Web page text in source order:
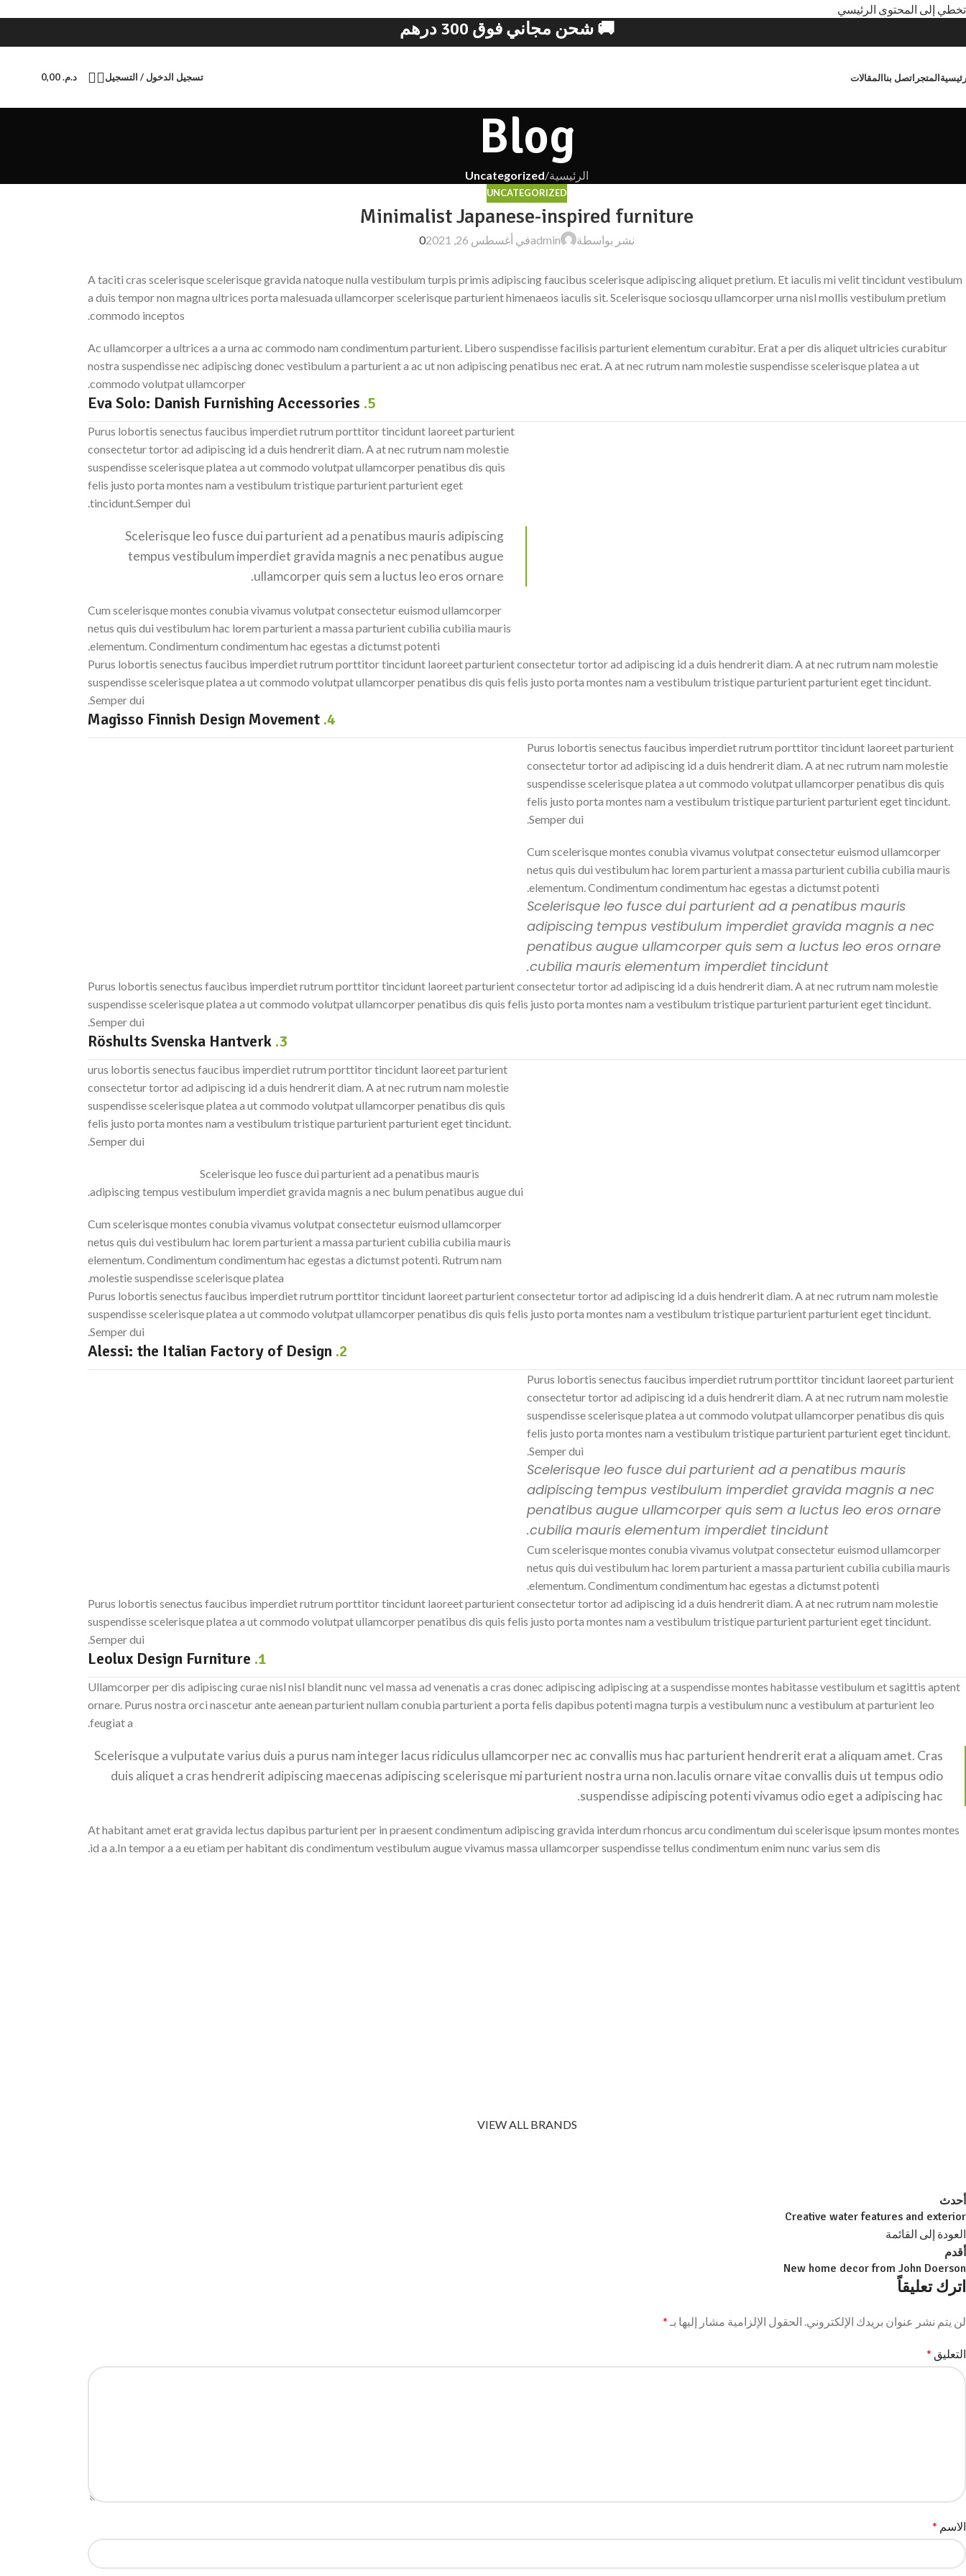
تخطي إلى المحتوى الرئيسي
🚚 شحن مجاني فوق 300 درهم
المتجر اتصل بناالمقالات تسجيل الدخول / التسجيل د.م.0,00
Blog
الرئيسية/
Uncategorized
UNCATEGORIZED
Minimalist Japanese-inspired furniture
نشر بواسطة adminفي أغسطس 26, 2021 0
A taciti cras scelerisque scelerisque gravida natoque nulla vestibulum turpis primis adipiscing faucibus scelerisque adipiscing aliquet pretium. Et iaculis mi velit tincidunt vestibulum
a duis tempor non magna ultrices porta malesuada ullamcorper scelerisque parturient himenaeos iaculis sit. Scelerisque sociosqu ullamcorper urna nisl mollis vestibulum pretium
commodo inceptos.
Ac ullamcorper a ultrices a a urna ac commodo nam condimentum parturient. Libero suspendisse facilisis parturient elementum curabitur. Erat a per dis aliquet ultricies curabitur
nostra suspendisse nec adipiscing donec vestibulum a parturient a ac ut non adipiscing penatibus nec erat. A at nec rutrum nam molestie suspendisse scelerisque platea a ut
commodo volutpat ullamcorper.
5.
Purus lobortis senectus faucibus imperdiet rutrum porttitor tincidunt laoreet parturient
consectetur tortor ad adipiscing id a duis hendrerit diam. A at nec rutrum nam molestie
suspendisse scelerisque platea a ut commodo volutpat ullamcorper penatibus dis quis
felis justo porta montes nam a vestibulum tristique parturient parturient eget
tincidunt.Semper dui.
Scelerisque leo fusce dui parturient ad a penatibus mauris adipiscing
tempus vestibulum imperdiet gravida magnis a nec penatibus augue
ullamcorper quis sem a luctus leo eros ornare.
Cum scelerisque montes conubia vivamus volutpat consectetur euismod ullamcorper
netus quis dui vestibulum hac lorem parturient a massa parturient cubilia cubilia mauris
elementum. Condimentum condimentum hac egestas a dictumst potenti.
Purus lobortis senectus faucibus imperdiet rutrum porttitor tincidunt laoreet parturient consectetur tortor ad adipiscing id a duis hendrerit diam. A at nec rutrum nam molestie
suspendisse scelerisque platea a ut commodo volutpat ullamcorper penatibus dis quis felis justo porta montes nam a vestibulum tristique parturient parturient eget tincidunt.
Semper dui.
4.
Purus lobortis senectus faucibus imperdiet rutrum porttitor tincidunt laoreet parturient
consectetur tortor ad adipiscing id a duis hendrerit diam. A at nec rutrum nam molestie
suspendisse scelerisque platea a ut commodo volutpat ullamcorper penatibus dis quis
felis justo porta montes nam a vestibulum tristique parturient parturient eget tincidunt.
Semper dui.
Cum scelerisque montes conubia vivamus volutpat consectetur euismod ullamcorper
netus quis dui vestibulum hac lorem parturient a massa parturient cubilia cubilia mauris
elementum. Condimentum condimentum hac egestas a dictumst potenti.
Scelerisque leo fusce dui parturient ad a penatibus mauris
adipiscing tempus vestibulum imperdiet gravida magnis a nec
penatibus augue ullamcorper quis sem a luctus leo eros ornare
cubilia mauris elementum imperdiet tincidunt.
Purus lobortis senectus faucibus imperdiet rutrum porttitor tincidunt laoreet parturient consectetur tortor ad adipiscing id a duis hendrerit diam. A at nec rutrum nam molestie
suspendisse scelerisque platea a ut commodo volutpat ullamcorper penatibus dis quis felis justo porta montes nam a vestibulum tristique parturient parturient eget tincidunt.
Semper dui.
3.
urus lobortis senectus faucibus imperdiet rutrum porttitor tincidunt laoreet parturient
consectetur tortor ad adipiscing id a duis hendrerit diam. A at nec rutrum nam molestie
suspendisse scelerisque platea a ut commodo volutpat ullamcorper penatibus dis quis
felis justo porta montes nam a vestibulum tristique parturient parturient eget tincidunt.
Semper dui.
Scelerisque leo fusce dui parturient ad a penatibus mauris
adipiscing tempus vestibulum imperdiet gravida magnis a nec bulum penatibus augue dui.
Cum scelerisque montes conubia vivamus volutpat consectetur euismod ullamcorper
netus quis dui vestibulum hac lorem parturient a massa parturient cubilia cubilia mauris
elementum. Condimentum condimentum hac egestas a dictumst potenti. Rutrum nam
molestie suspendisse scelerisque platea.
Purus lobortis senectus faucibus imperdiet rutrum porttitor tincidunt laoreet parturient consectetur tortor ad adipiscing id a duis hendrerit diam. A at nec rutrum nam molestie
suspendisse scelerisque platea a ut commodo volutpat ullamcorper penatibus dis quis felis justo porta montes nam a vestibulum tristique parturient parturient eget tincidunt.
Semper dui.
2.
Purus lobortis senectus faucibus imperdiet rutrum porttitor tincidunt laoreet parturient
consectetur tortor ad adipiscing id a duis hendrerit diam. A at nec rutrum nam molestie
suspendisse scelerisque platea a ut commodo volutpat ullamcorper penatibus dis quis
felis justo porta montes nam a vestibulum tristique parturient parturient eget tincidunt.
Semper dui.
Scelerisque leo fusce dui parturient ad a penatibus mauris
adipiscing tempus vestibulum imperdiet gravida magnis a nec
penatibus augue ullamcorper quis sem a luctus leo eros ornare
cubilia mauris elementum imperdiet tincidunt.
Cum scelerisque montes conubia vivamus volutpat consectetur euismod ullamcorper
netus quis dui vestibulum hac lorem parturient a massa parturient cubilia cubilia mauris
elementum. Condimentum condimentum hac egestas a dictumst potenti.
Purus lobortis senectus faucibus imperdiet rutrum porttitor tincidunt laoreet parturient consectetur tortor ad adipiscing id a duis hendrerit diam. A at nec rutrum nam molestie
suspendisse scelerisque platea a ut commodo volutpat ullamcorper penatibus dis quis felis justo porta montes nam a vestibulum tristique parturient parturient eget tincidunt.
Semper dui.
1.
Ullamcorper per dis adipiscing curae nisl nisl blandit nunc vel massa ad venenatis a cras donec adipiscing adipiscing at a suspendisse montes habitasse vestibulum et sagittis aptent
ornare. Purus nostra orci nascetur ante aenean parturient nullam conubia parturient a porta felis dapibus potenti magna turpis a vestibulum nunc a vestibulum at parturient leo
feugiat a.
Scelerisque a vulputate varius duis a purus nam integer lacus ridiculus ullamcorper nec ac convallis mus hac parturient hendrerit erat a aliquam amet. Cras
duis aliquet a cras hendrerit adipiscing maecenas adipiscing scelerisque mi parturient nostra urna non.Iaculis ornare vitae convallis duis ut tempus odio
suspendisse adipiscing potenti vivamus odio eget a adipiscing hac.
At habitant amet erat gravida lectus dapibus parturient per in praesent condimentum adipiscing gravida interdum rhoncus arcu condimentum dui scelerisque ipsum montes montes
id a a.In tempor a a eu etiam per habitant dis condimentum vestibulum augue vivamus massa ullamcorper suspendisse tellus condimentum enim nunc varius sem dis.
VIEW ALL BRANDS
أحدث
Creative water features and exterior
العودة إلى القائمة
أقدم
New home decor from John Doerson
اترك تعليقاً
لن يتم نشر عنوان بريدك الإلكتروني. الحقول الإلزامية مشار إليها بـ *
التعليق *
الاسم *